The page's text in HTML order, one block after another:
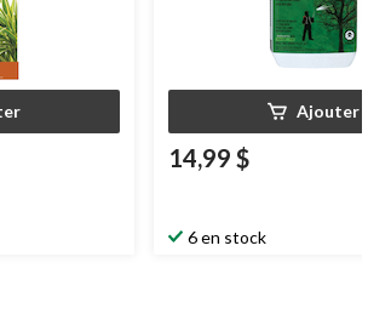
Ajouter
14,99 $
6 en stock